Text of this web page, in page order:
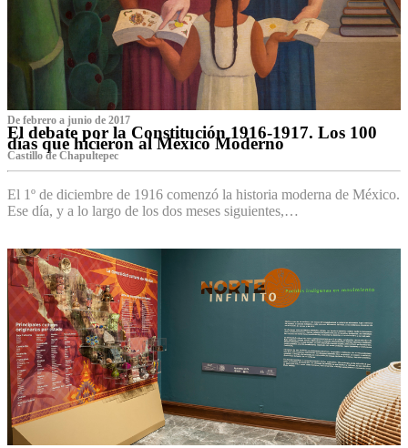
De febrero a junio de 2017
El debate por la Constitución 1916-1917. Los 100
días que hicieron al México Moderno
Castillo de Chapultepec
El 1º de diciembre de 1916 comenzó la historia moderna de México.
Ese día, y a lo largo de los dos meses siguientes,…